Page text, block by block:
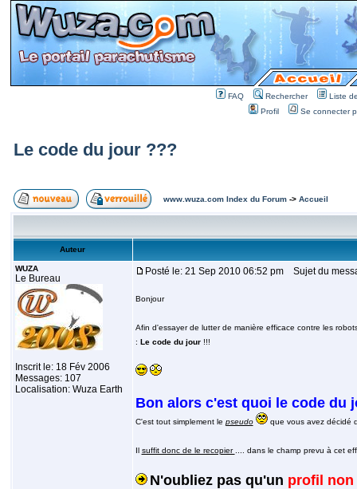
FAQ Rechercher
Liste
Profil
Se connecter
Le code du jour ???
www.wuza.com Index du Forum-> Accueil
Auteur
WUZA
Le Bureau
Inscrit le: 18 Fév 2006
Messages: 107
Localisation: Wuza Earth
Posté le: 21 Sep 2010 06:52 pm Sujet du
Bonjour
Afin d'essayer de lutter de manière efficace contre les
: Le code du jour !!!
Bon alors c'est quoi le code du
C'est tout simplement le pseudo que vous avez décidé
Il suffit donc de le recopier .... dans le champ prevu à cet
N'oubliez pas qu'un profil